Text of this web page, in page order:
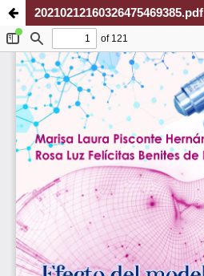
20210212160326475469385.pdf